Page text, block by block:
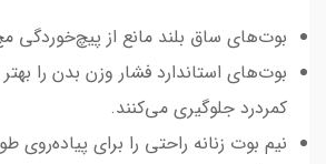
بوت‌های ساق بلند مانع از پیچ‌خوردگی
بوت‌های استاندارد فشار وزن بدن را
کمردرد جلوگیری می‌کنند.
نیم بوت زنانه راحتی را برای پیاده‌روی